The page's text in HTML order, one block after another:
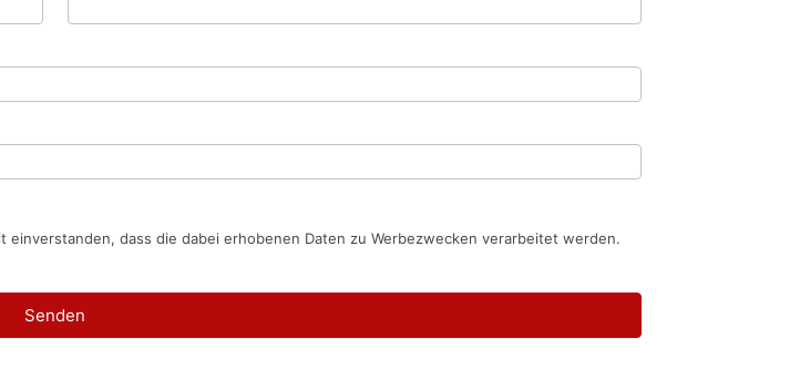
dass die dabei erhobenen Daten zu Werbezwecken verarbeitet werden.
Senden